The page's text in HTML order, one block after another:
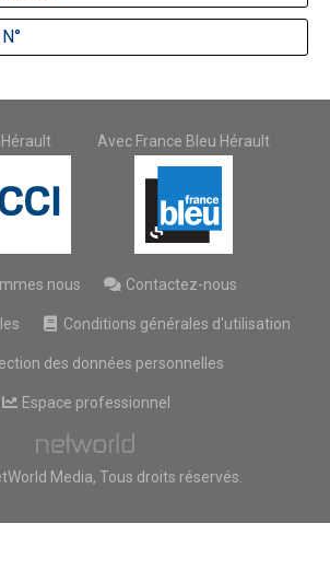
Hérault Avec France Bleu Hérault
nous Contactez-nous
Conditions générales d'utilisation
des données personnelles
Espace professionnel
Media, Tous droits réservés.